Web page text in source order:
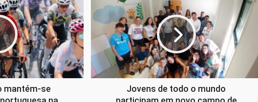
mantém-se
Jovens de todo o mundo